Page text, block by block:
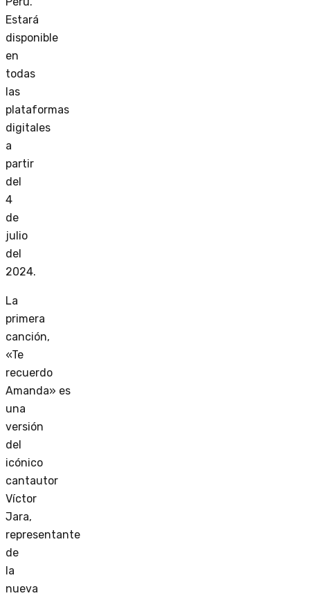
Estará
disponible
en
todas
las
plataformas
digitales
a
partir
del
4
de
julio
del
2024.
La
primera
canción,
«Te
recuerdo
Amanda» es
una
versión
del
icónico
cantautor
Víctor
Jara,
representante
de
la
nueva